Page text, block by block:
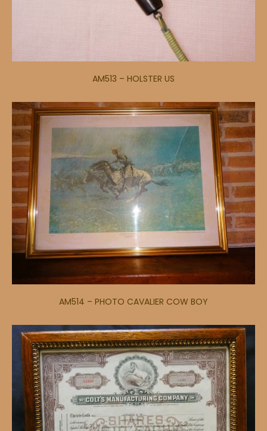
AM513 – HOLSTER US
AM514 – PHOTO CAVALIER COW BOY